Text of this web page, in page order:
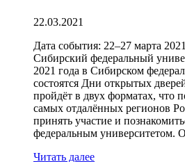
22.03.2021
Дата события: 22–27 марта
Сибирский федеральный
2021 года в Сибирском
состоятся Дни открытых
пройдёт в двух форматах, что
самых отдалённых регионов
принять участие и
федеральным университетом.
Читать далее